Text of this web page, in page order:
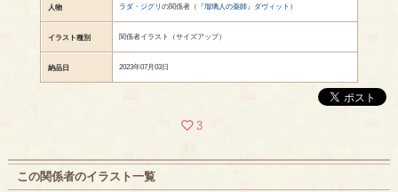
人物 ラダ・ジグリ の関係者（ 『瑠璃人の薬師』ダヴィット ）
イラスト種別 関係者イラスト（サイズアップ）
納品日 2023年07月03日
3
この関係者のイラスト一覧